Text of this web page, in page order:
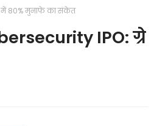
में 80% मुनाफे का संकेत
IPO: ग्रे